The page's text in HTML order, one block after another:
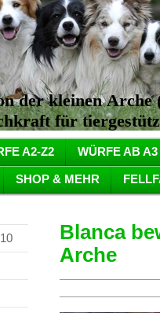
der kleinen
für
A2-Z2 WÜRFE AB A3
SHOP & MEHR
Blanca
Arche